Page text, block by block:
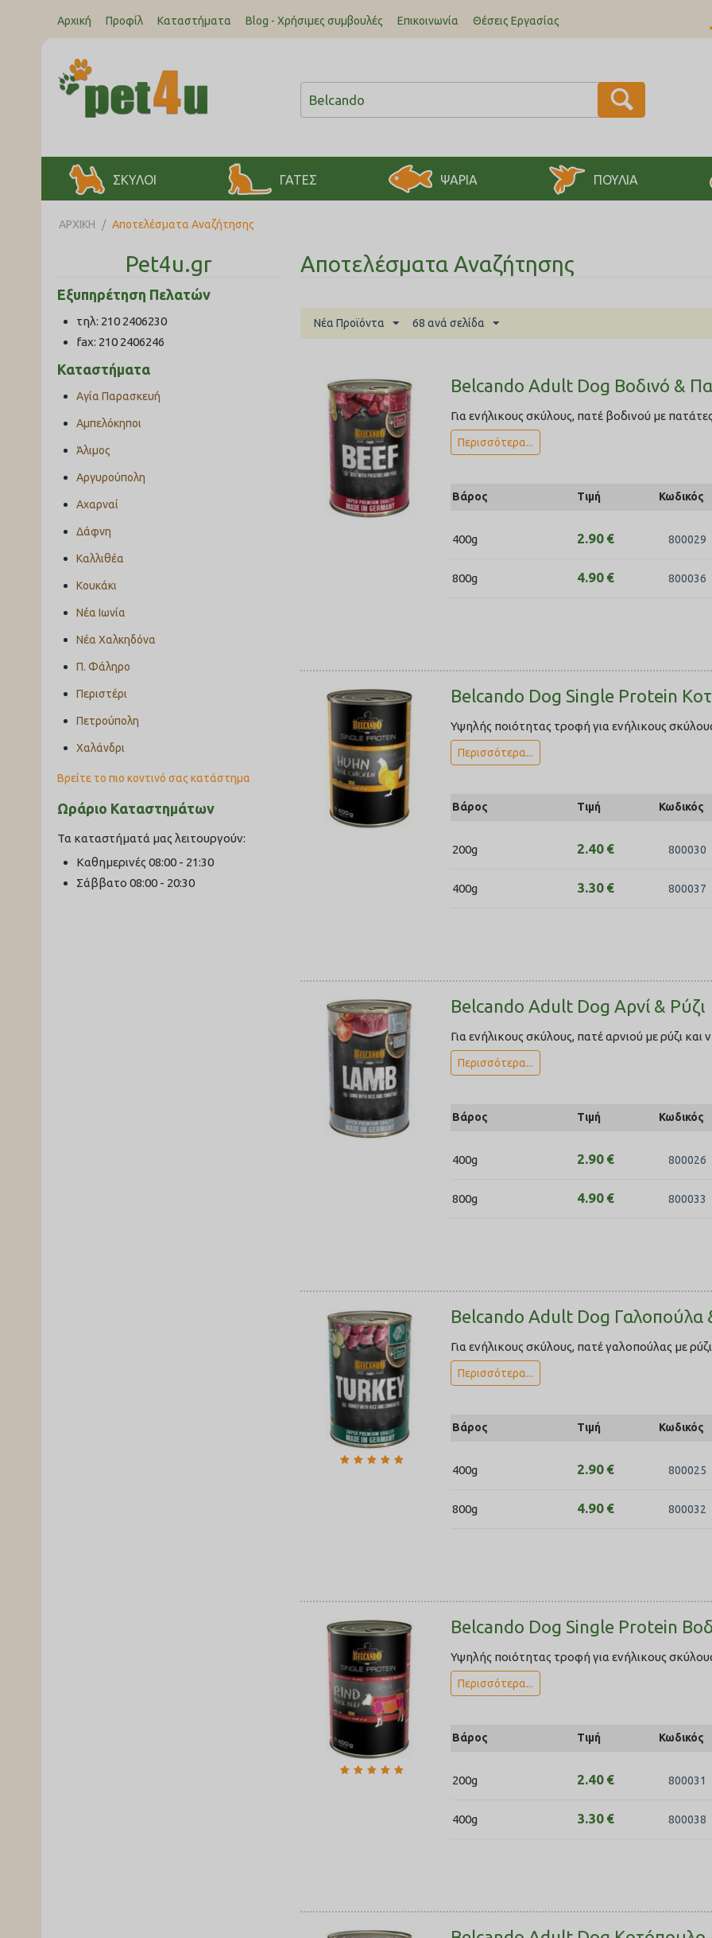
Αρχική Προφίλ Καταστήματα Blog - Χρήσιμες συμβουλές Επικοινωνία Θέσεις Εργασίας
ΣΚΥΛΟΙ ΓΑΤΕΣ ΨΑΡΙΑ ΠΟΥΛΙΑ
ΑΡΧΙΚΉ / Αποτελέσματα Αναζήτησης
Pet4u.gr
Εξυπηρέτηση Πελατών
τηλ: 210 2406230
fax: 210 2406246
Καταστήματα
Αγία Παρασκευή
Αμπελόκηποι
Άλιμος
Αργυρούπολη
Αχαρναί
Δάφνη
Καλλιθέα
Κουκάκι
Νέα Ιωνία
Νέα Χαλκηδόνα
Π. Φάληρο
Περιστέρι
Πετρούπολη
Χαλάνδρι
Βρείτε το πιο κοντινό σας κατάστημα
Ωράριο Καταστημάτων
Τα καταστήματά μας λειτουργούν:
Καθημερινές 08:00 - 21:30
Σάββατο 08:00 - 20:30
Αποτελέσματα Αναζήτησης
Νέα Προϊόντα 68 ανά σελίδα
Belcando Adult Dog Βοδινό &
Για ενήλικους σκύλους, πατέ βοδινού με πατάτες
Περισσότερα...
Βάρος Τιμή Κωδικός
400g 2.90 € 800029
800g 4.90 € 800036
Belcando Dog Single Protein
Υψηλής ποιότητας τροφή για ενήλικους
Περισσότερα...
Βάρος Τιμή Κωδικός
200g 2.40 € 800030
400g 3.30 € 800037
Belcando Adult Dog Αρνί & Ρύζι
Για ενήλικους σκύλους, πατέ αρνιού με ρύζι και
Περισσότερα...
Βάρος Τιμή Κωδικός
400g 2.90 € 800026
800g 4.90 € 800033
Belcando Adult Dog Γαλοπούλα
Για ενήλικους σκύλους, πατέ γαλοπούλας με
Περισσότερα...
Βάρος Τιμή Κωδικός
400g 2.90 € 800025
800g 4.90 € 800032
Belcando Dog Single Protein
Υψηλής ποιότητας τροφή για ενήλικους
Περισσότερα...
Βάρος Τιμή Κωδικός
200g 2.40 € 800031
400g 3.30 € 800038